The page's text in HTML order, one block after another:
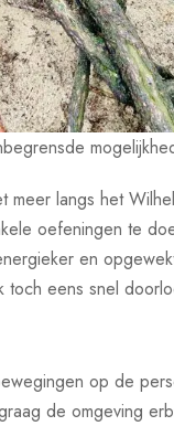
meer langs het
oefeningen te
en
toch eens snel
op de
de omgeving